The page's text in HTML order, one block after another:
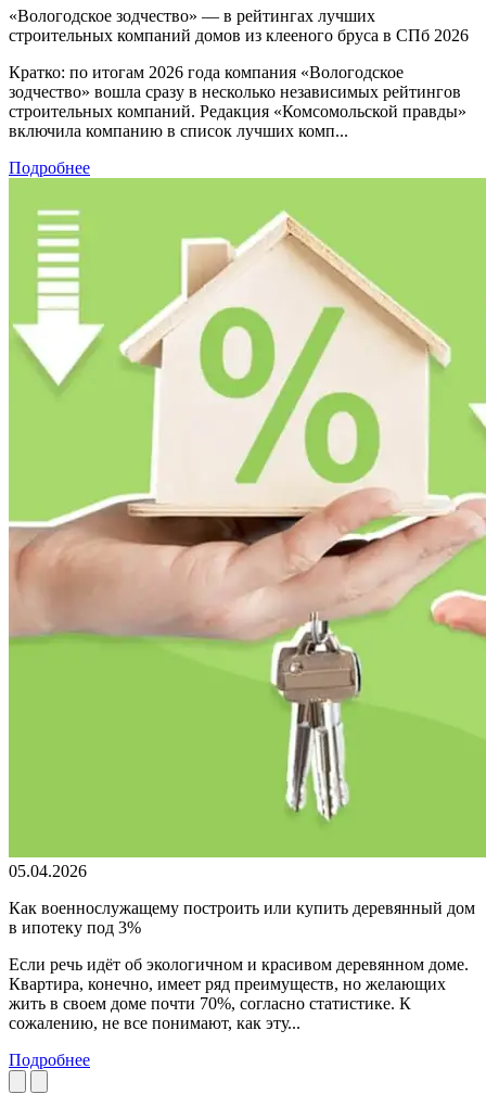
«Вологодское зодчество» — в рейтингах лучших
строительных компаний домов из клееного бруса в СПб 2026
Кратко: по итогам 2026 года компания «Вологодское
зодчество» вошла сразу в несколько независимых рейтингов
строительных компаний. Редакция «Комсомольской правды»
включила компанию в список лучших комп...
Подробнее
05.04.2026
Как военнослужащему построить или купить деревянный дом
в ипотеку под 3%
Если речь идёт об экологичном и красивом деревянном доме.
Квартира, конечно, имеет ряд преимуществ, но желающих
жить в своем доме почти 70%, согласно статистике. К
сожалению, не все понимают, как эту...
Подробнее